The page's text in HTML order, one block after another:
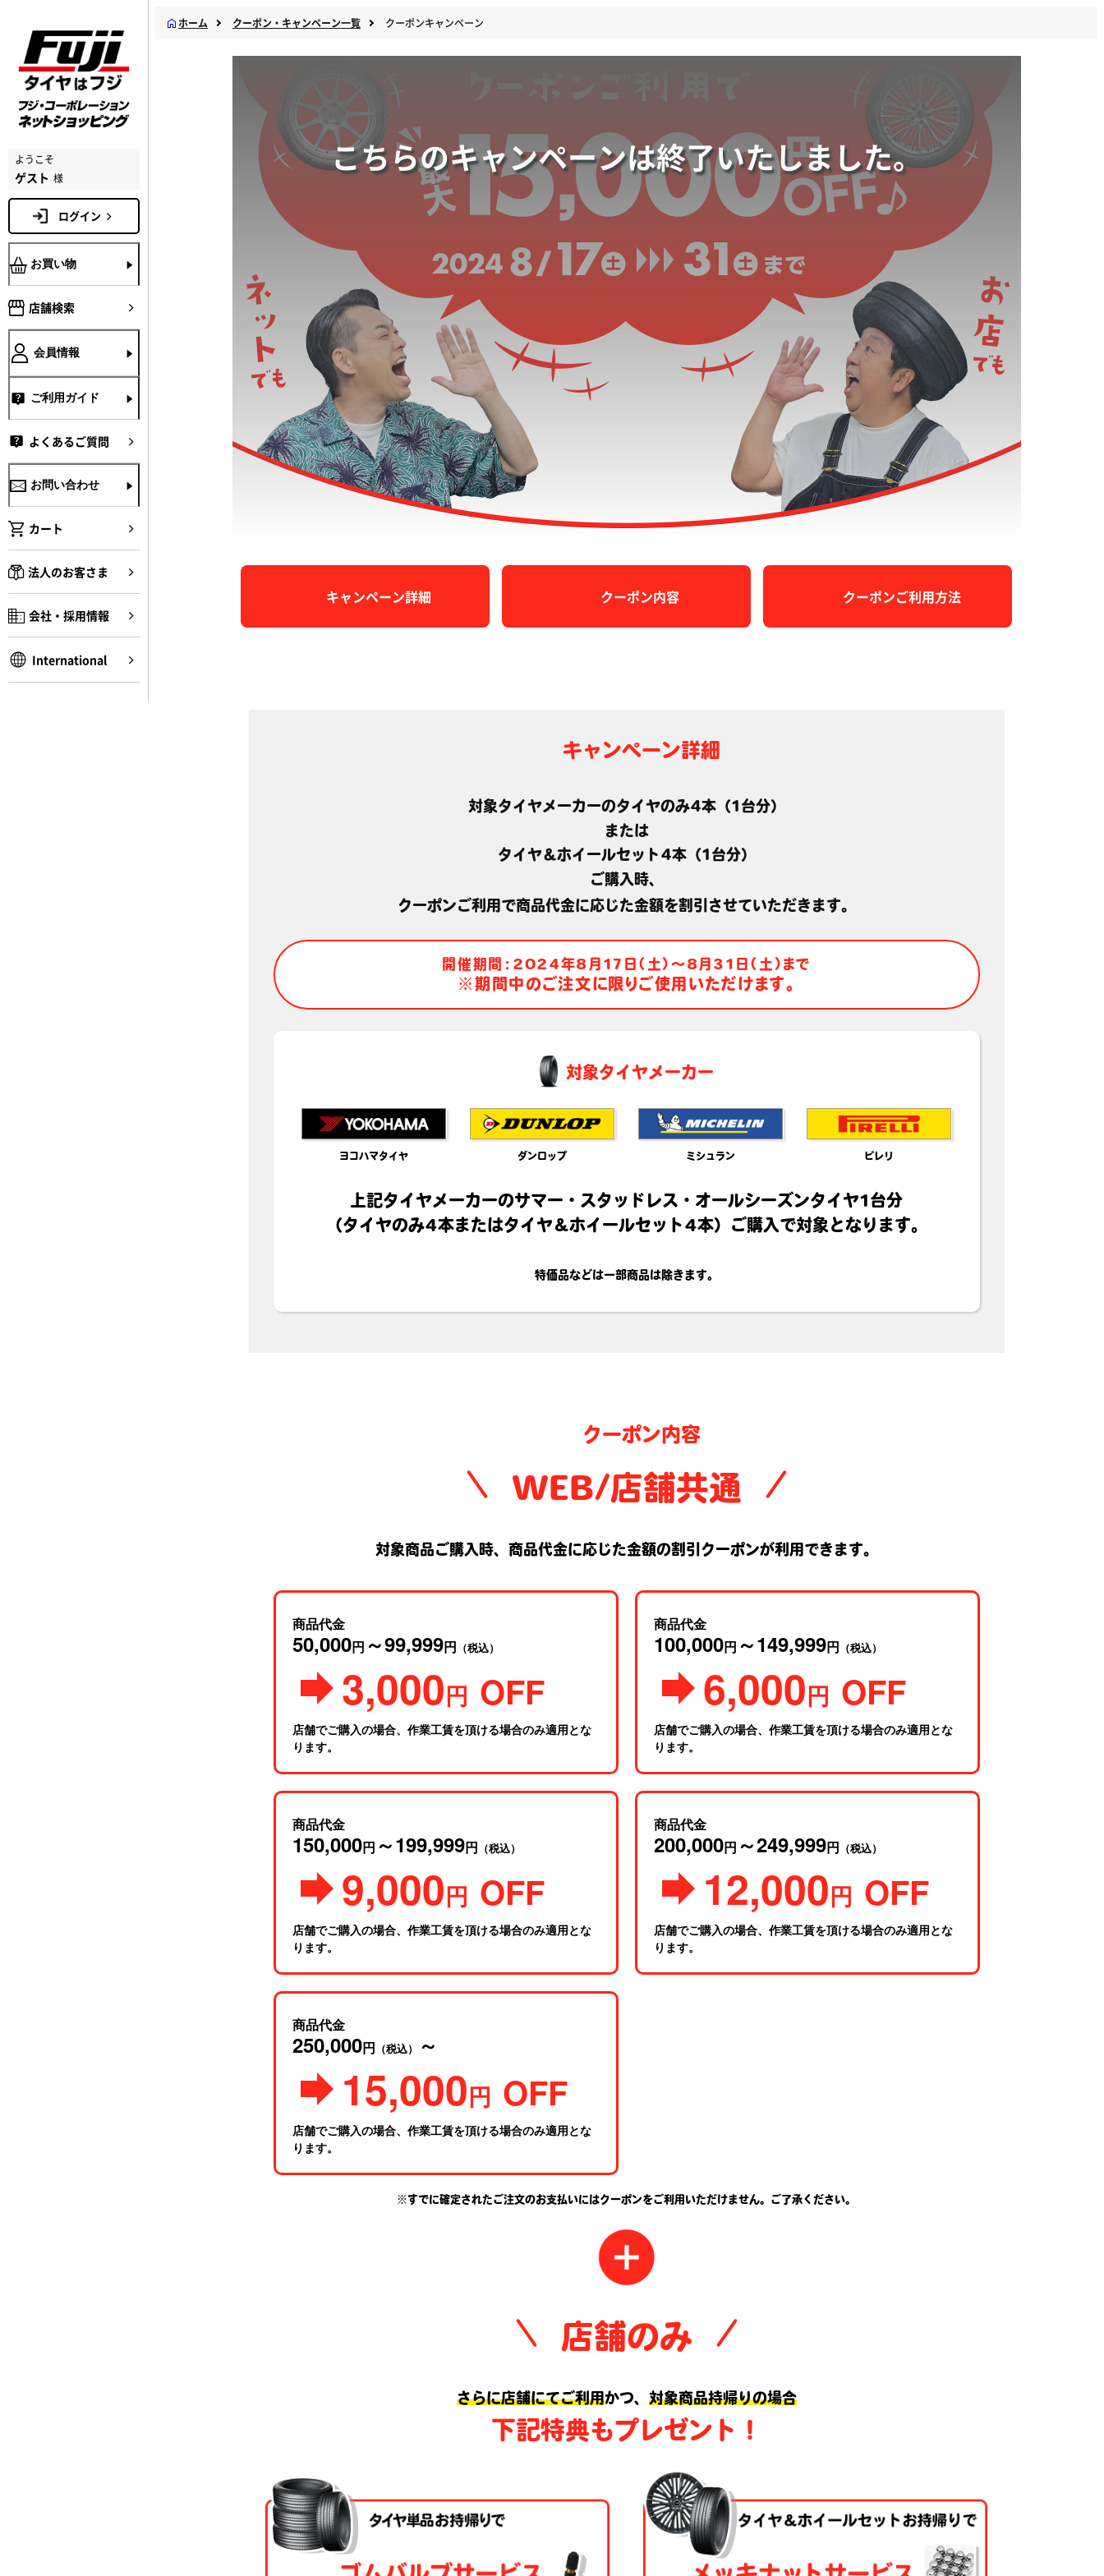
ようこそ
ゲスト 様
ログイン
お買い物
店舗検索
会員情報
ご利用ガイド
よくあるご質問
お問い合わせ
カート
法人のお客さま
会社・採用情報
International
ホーム クーポン・キャンペーン一覧 クーポンキャンペーン
こちらのキャンペーンは終了いたしました。
キャンペーン詳細 クーポン内容 クーポンご利用方法
キャンペーン詳細
対象タイヤメーカーのタイヤのみ4本（1台分）
または
タイヤ＆ホイールセット4本（1台分）
ご購入時、
クーポンご利用で商品代金に応じた金額を割引させていただきます。
開催期間： 2024年8月17日（土）～8月31日（土）まで
※期間中のご注文に限りご使用いただけます。
対象タイヤメーカー
ヨコハマタイヤ ダンロップ ミシュラン ピレリ
上記タイヤメーカーのサマー・スタッドレス・オールシーズンタイヤ1台分
（タイヤのみ4本またはタイヤ＆ホイールセット4本）ご購入で対象となります。
特価品などは一部商品は除きます。
クーポン内容
WEB/店舗共通
対象商品ご購入時、商品代金に応じた金額の割引クーポンが利用できます。
商品代金
50,000円 ～99,999円 （税込）
3,000円 OFF
店舗でご購入の場合、作業工賃を頂ける場合のみ適用とな
ります。
商品代金
100,000円 ～149,999円 （税込）
6,000円 OFF
店舗でご購入の場合、作業工賃を頂ける場合のみ適用とな
ります。
商品代金
150,000円 ～199,999円 （税込）
9,000円 OFF
店舗でご購入の場合、作業工賃を頂ける場合のみ適用とな
ります。
商品代金
200,000円 ～249,999円 （税込）
12,000円 OFF
店舗でご購入の場合、作業工賃を頂ける場合のみ適用とな
ります。
商品代金
250,000円 （税込） ～
15,000円 OFF
店舗でご購入の場合、作業工賃を頂ける場合のみ適用とな
ります。
※すでに確定されたご注文のお支払いにはクーポンをご利用いただけません。ご了承ください。
店舗のみ
さらに店舗にてご利用かつ、 対象商品持帰りの場合
下記特典もプレゼント！